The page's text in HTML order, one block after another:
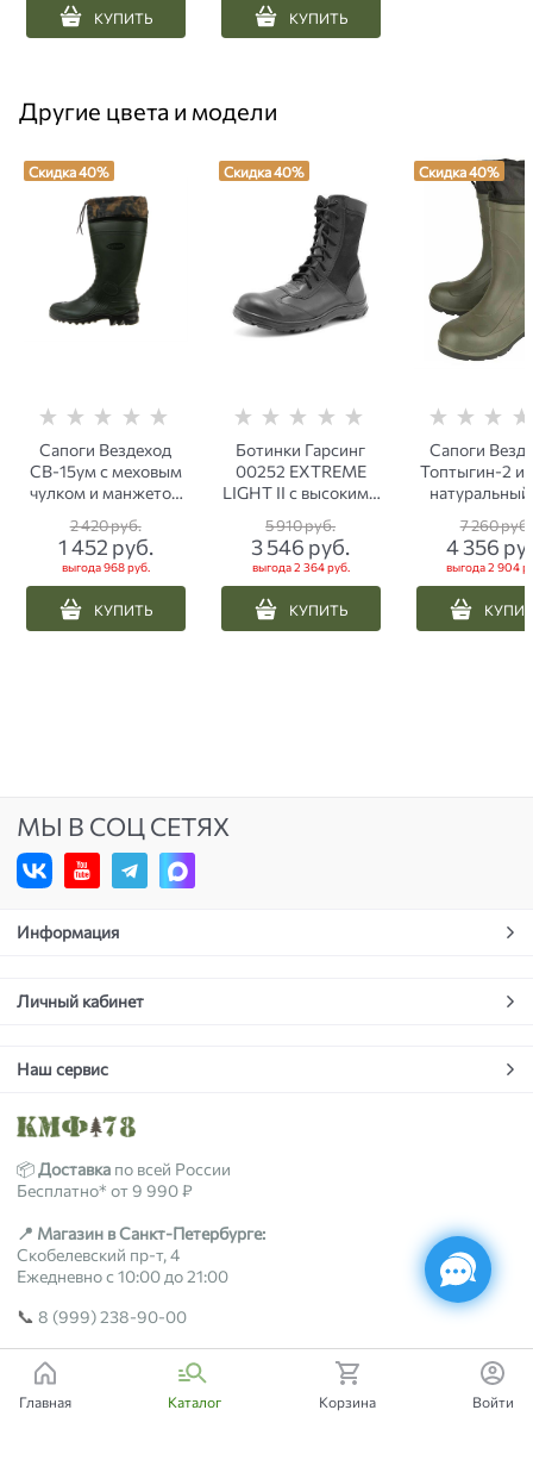
КУПИТЬ КУПИТЬ
Другие цвета и модели
Скидка 40%
Сапоги Вездеход
СВ-15ум с меховым
чулком и манжетой
2 420 руб.
1 452 руб.
выгода968 руб.
КУПИТЬ
Скидка 40%
Ботинки Гарсинг
00252 EXTREME
LIGHT II с высокими
5 910 руб.
3 546 руб.
выгода2 364 руб.
КУПИТЬ
Скидка 40%
Сапоги
Топтыгин-2
7 260 руб.
4 356
выгода2 904
МЫ В СОЦ СЕТЯХ
Информация
Личный кабинет
Наш сервис
📦Доставка по всей России
Бесплатно* от 9 990 ₽
📍 Магазин в Санкт-Петербурге:
Скобелевский пр-т, 4
Ежедневно с 10:00 до 21:00
📞 8 (999) 238-90-00
2018-2026 © kmf78.ru
Главная Каталог Корзина Войти